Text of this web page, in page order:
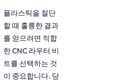
플라스틱을 절단
할 때 훌륭한 결과
를 얻으려면 적합
한 CNC 라우터 비
트를 선택하는 것
이 중요합니다. 당